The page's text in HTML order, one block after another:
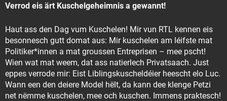
Verrod eis ärt Kuschelgeheimnis a gewannt!
Haut ass den Dag vum Kuschelen! Mir vun RTL kennen eis
besonnesch gutt domat aus: Mir kuschelen am léifste mat
Politiker*innen a mat groussen Entreprisen – mee pscht!
Wien wat mat weem, dat ass natierlech Privatsaach. Just
eppes verrode mir: Eist Liblingskuscheldéier heescht elo Luc.
Wann een den deiere Model hëlt, da kann dee klenge Petzi
net nëmme kuschelen, mee och kuschen. Immens praktesch!